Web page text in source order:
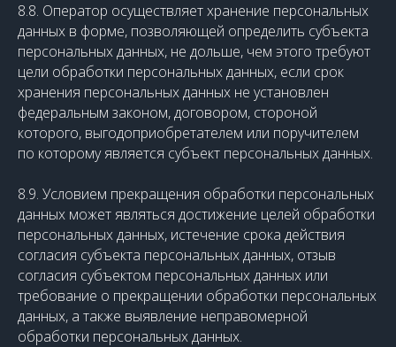
8.8. Оператор осуществляет хранение персональных
данных в форме, позволяющей определить субъекта
персональных данных, не дольше, чем этого требуют
цели обработки персональных данных, если срок
хранения персональных данных не установлен
федеральным законом, договором, стороной
которого, выгодоприобретателем или поручителем
по которому является субъект персональных данных.
8.9. Условием прекращения обработки персональных
данных может являться достижение целей обработки
персональных данных, истечение срока действия
согласия субъекта персональных данных, отзыв
согласия субъектом персональных данных или
требование о прекращении обработки персональных
данных, а также выявление неправомерной
обработки персональных данных.